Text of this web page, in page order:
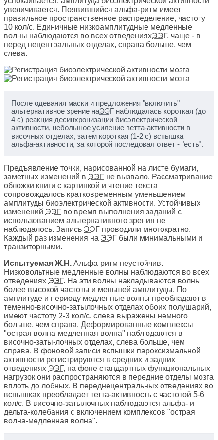
увеличивается. Появившийся альфа-ритм имеет
правильное пространственное распределение, частоту
10 кол/с. Единичные низкоамплитудные медленные
волны наблюдаются во всех отведенияхЭЭГ, чаще - в
перед нецентральных отделах, справа больше, чем
слева.
После одевания маски и предложения "включить"
альтернативное зрение наЭЭГ наблюдалась короткая (до
4 с) реакция десинхронизации биоэлектрической
активности, небольшое усиление ветта-активности в
височных отделах, затем короткая (1-2 с) вспышка
альфа-активности, за которой последовал ответ - "есть".
Предъявление точки, нарисованной на листе бумаги,
заметных изменений в ЭЭГ не вызвало. Рассматривание
обложки книги с картинкой и чтение текста
сопровождалось кратковременным уменьшением
амплитуды биоэлектрической активности. Устойчивых
изменений ЭЭГ во время выполнения заданий с
использованием альтернативного зрения не
наблюдалось. Запись ЭЭГ проводили многократно.
Каждый раз изменения на ЭЭГ были минимальными и
транзиторными.
Испытуемая Ж.Н. Альфа-ритм неустойчив.
Низковольтные медленные волны наблюдаются во всех
отведениях ЭЭГ. На эти волны накладываются волны
более высокой частоты и меньшей амплитуды. По
амплитуде и периоду медленные волны преобладают в
теменно-височно-затылочных отделах обоих полушарий,
имеют частоту 2-3 кол/с, слева выражены немного
больше, чем справа. Деформированные комплексы
"острая волна-медленная волна" наблюдаются в
височно-заты-лочных отделах, слева больше, чем
справа. В фоновой записи вспышки пароксизмальной
активности регистрируются в средних и задних
отведениях ЭЭГ, на фоне стандартных функциональных
нагрузок они распространяются в передние отделы мозга
вплоть до лобных. В переднецентральных отведениях во
вспышках преобладает тетта-активность с частотой 5-6
кол/с. В височно-затылочных наблюдаются альфа- и
дельта-колебания с включением комплексов "острая
волна-медленная волна".